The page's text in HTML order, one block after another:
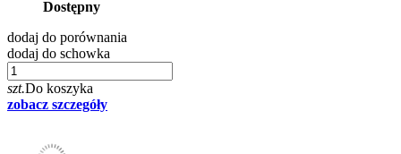
Dostępny
dodaj do porównania
dodaj do schowka
szt.Do koszyka
zobacz szczegóły